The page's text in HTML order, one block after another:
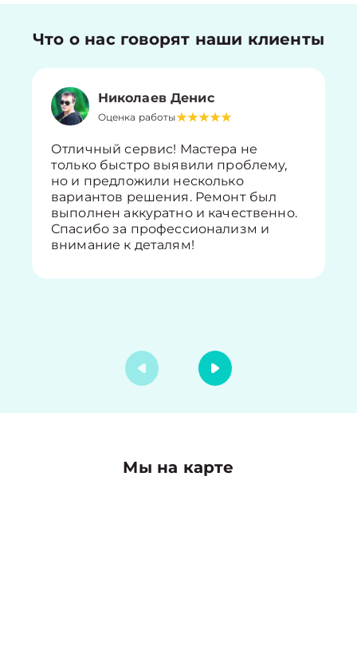
Что о нас говорят наши клиенты
Николаев Денис
Оценка работы
Отличный сервис! Мастера не
только быстро выявили проблему,
но и предложили несколько
вариантов решения. Ремонт был
выполнен аккуратно и качественно.
Спасибо за профессионализм и
внимание к деталям!
Мы на карте